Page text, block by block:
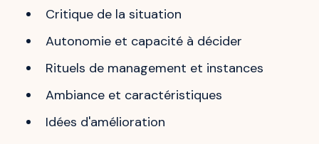
Critique de la situation
Autonomie et capacité à décider
Rituels de management et instances
Ambiance et caractéristiques
Idées d'amélioration